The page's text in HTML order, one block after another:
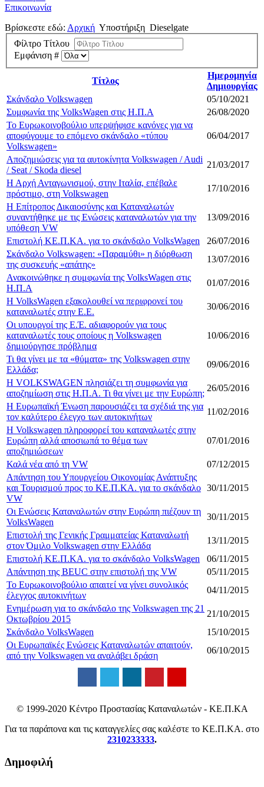
Επικοινωνία
Βρίσκεστε εδώ: Αρχική Υποστήριξη Dieselgate
Φίλτρο Τίτλου
Εμφάνιση #
Τίτλος
Ημερομηνία
Δημιουργίας
Σκάνδαλο Volkswagen
05/10/2021
Συμφωνία της VolksWagen στις Η.Π.Α
26/08/2020
Το Ευρωκοινοβούλιο υπερψήφισε κανόνες για να
αποφύγουμε το επόμενο σκάνδαλο «τύπου
Volkswagen»
06/04/2017
Αποζημιώσεις για τα αυτοκίνητα Volkswagen / Audi
/ Seat / Skoda diesel
21/03/2017
Η Αρχή Ανταγωνισμού, στην Ιταλία, επέβαλε
πρόστιμο, στη Volkswagen
17/10/2016
Η Επίτροπος Δικαιοσύνης και Καταναλωτών
συναντήθηκε με τις Ενώσεις καταναλωτών για την
υπόθεση VW
13/09/2016
Επιστολή ΚΕ.Π.ΚΑ. για το σκάνδαλο VolksWagen
26/07/2016
Σκάνδαλο Volkswagen: «Παραμύθι» η διόρθωση
της συσκευής «απάτης»
13/07/2016
Ανακοινώθηκε η συμφωνία της VolksWagen στις
Η.Π.Α
01/07/2016
Η VolksWagen εξακολουθεί να περιφρονεί του
καταναλωτές στην Ε.Ε.
30/06/2016
Οι υπουργοί της Ε.Έ. αδιαφορούν για τους
καταναλωτές τους οποίους η Volkswagen
δημιούργησε πρόβλημα
10/06/2016
Τι θα γίνει με τα «θύματα» της Volkswagen στην
Ελλάδα;
09/06/2016
Η VOLKSWAGEN πλησιάζει τη συμφωνία για
αποζημίωση στις Η.Π.Α. Τι θα γίνει με την Ευρώπη;
26/05/2016
Η Ευρωπαϊκή Ένωση παρουσιάζει τα σχέδιά της για
τον καλύτερο έλεγχο των αυτοκινήτων
11/02/2016
Η Volkswagen πληροφορεί του καταναλωτές στην
Ευρώπη αλλά αποσιωπά το θέμα των
αποζημιώσεων
07/01/2016
Καλά νέα από τη VW
07/12/2015
Απάντηση του Υπουργείου Οικονομίας Ανάπτυξης
και Τουρισμού προς το ΚΕ.Π.ΚΑ. για το σκάνδαλο
VW
30/11/2015
Οι Ενώσεις Καταναλωτών στην Ευρώπη πιέζουν τη
VolksWagen
30/11/2015
Επιστολή της Γενικής Γραμματείας Καταναλωτή
στον Όμιλο Volkswagen στην Ελλάδα
13/11/2015
Επιστολή ΚΕ.Π.ΚΑ. για το σκάνδαλο VolksWagen
06/11/2015
Απάντηση της BEUC στην επιστολή της VW
05/11/2015
Το Ευρωκοινοβούλιο απαιτεί να γίνει συνολικός
έλεγχος αυτοκινήτων
04/11/2015
Ενημέρωση για το σκάνδαλο της Volkswagen της 21
Οκτωβρίου 2015
21/10/2015
Σκάνδαλο VolksWagen
15/10/2015
Οι Ευρωπαϊκές Ενώσεις Καταναλωτών απαιτούν,
από την Volkswagen να αναλάβει δράση
06/10/2015
© 1999-2020 Κέντρο Προστασίας Καταναλωτών - ΚΕ.Π.ΚΑ
Για τα παράπονα και τις καταγγελίες σας καλέστε το ΚΕ.Π.ΚΑ. στο
2310233333.
Δημοφιλή